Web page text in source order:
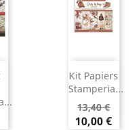
Kit Papiers
Stamperia...
13,40 €
10,00 €